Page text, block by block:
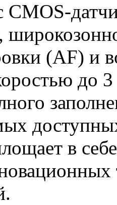
CMOS-
(AF) и
до
в